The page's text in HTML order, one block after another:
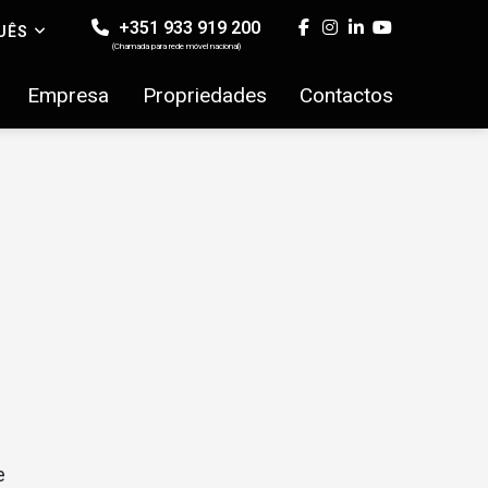
+351 933 919 200
(Chamada para rede móvel nacional)
Empresa Propriedades Contactos